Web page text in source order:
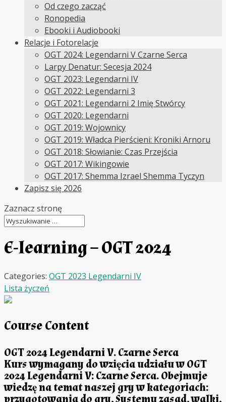
Od czego zacząć
Ronopedia
Ebooki i Audiobooki
Relacje i Fotorelacje
OGT 2024: Legendarni V Czarne Serca
Larpy Denatur: Secesja 2024
OGT 2023: Legendarni IV
OGT 2022: Legendarni 3
OGT 2021: Legendarni 2 Imię Stwórcy
OGT 2020: Legendarni
OGT 2019: Wojownicy
OGT 2019: Władca Pierścieni: Kroniki Arnoru
OGT 2018: Słowianie: Czas Przejścia
OGT 2017: Wikingowie
OGT 2017: Shemma Izrael Shemma Tyczyn
Zapisz się 2026
Zaznacz stronę
E-learning – OGT 2024
Categories: OGT 2023 Legendarni IV
Lista życzeń
Course Content
OGT 2024 Legendarni V. Czarne Serca
Kurs wymagany do wzięcia udziału w OGT
2024 Legendarni V: Czarne Serca. Obejmuje
wiedzę na temat naszej gry w kategoriach:
przygotowania do gry, Systemu zasad, walki,